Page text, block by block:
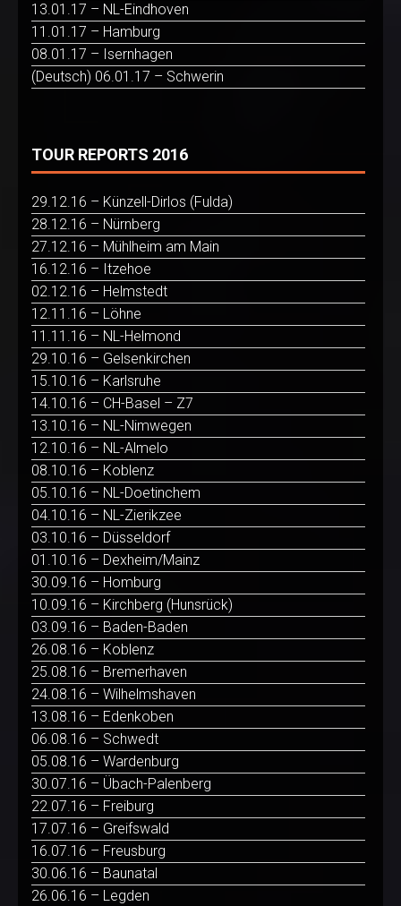
13.01.17 – NL-Eindhoven
11.01.17 – Hamburg
08.01.17 – Isernhagen
(Deutsch) 06.01.17 – Schwerin
TOUR REPORTS 2016
29.12.16 – Künzell-Dirlos (Fulda)
28.12.16 – Nürnberg
27.12.16 – Mühlheim am Main
16.12.16 – Itzehoe
02.12.16 – Helmstedt
12.11.16 – Löhne
11.11.16 – NL-Helmond
29.10.16 – Gelsenkirchen
15.10.16 – Karlsruhe
14.10.16 – CH-Basel – Z7
13.10.16 – NL-Nimwegen
12.10.16 – NL-Almelo
08.10.16 – Koblenz
05.10.16 – NL-Doetinchem
04.10.16 – NL-Zierikzee
03.10.16 – Düsseldorf
01.10.16 – Dexheim/Mainz
30.09.16 – Homburg
10.09.16 – Kirchberg (Hunsrück)
03.09.16 – Baden-Baden
26.08.16 – Koblenz
25.08.16 – Bremerhaven
24.08.16 – Wilhelmshaven
13.08.16 – Edenkoben
06.08.16 – Schwedt
05.08.16 – Wardenburg
30.07.16 – Übach-Palenberg
22.07.16 – Freiburg
17.07.16 – Greifswald
16.07.16 – Freusburg
30.06.16 – Baunatal
26.06.16 – Legden